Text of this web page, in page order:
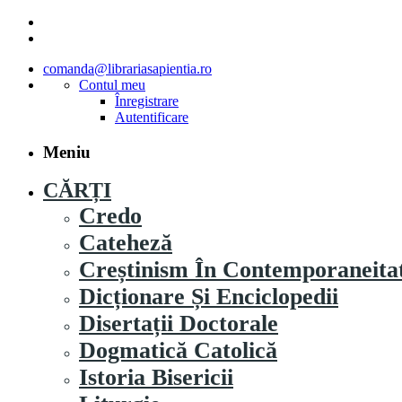
comanda@librariasapientia.ro
Contul meu
Înregistrare
Autentificare
Meniu
CĂRȚI
Credo
Cateheză
Creștinism În
Dicționare Și Enciclopedii
Disertații Doctorale
Dogmatică Catolică
Istoria Bisericii